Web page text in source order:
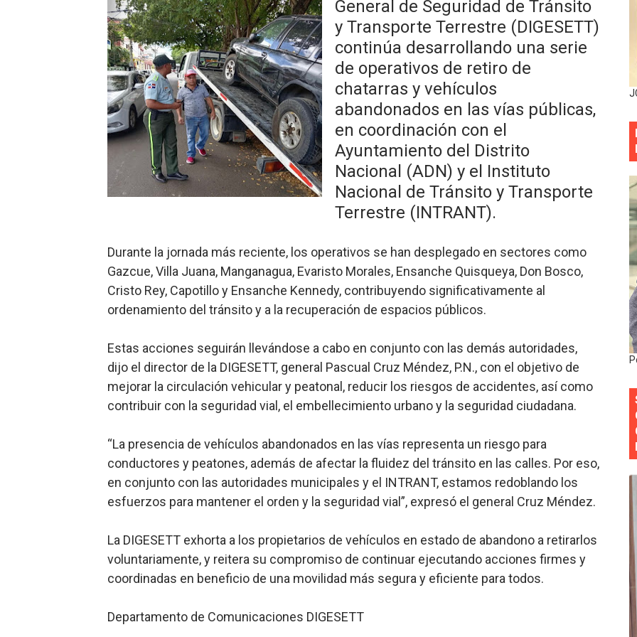
​Domingo Plácido critica la situación económica y califica de ineficiente la gestión del
Graduación XII Promoción Servicio Militar Voluntario
Fellito Suberví asegura en Carolina Mejía RD tiene la oportunidad histórica de elegir la
Hipótesis policial sobre atentado a balazos en la avenida Abraham Lincoln y fallecer
CESDN urge fortalecer el sistema eléctrico ante constantes apagones en Santo
Cacerolazos, gomas quemadas y bombas lagrimógenas: Tensión en la Fernández
Roberto Ángel Salcedo anuncia festival cultural para la región Este
Lee Ballester a los que se forman como agentes “Todo el equipo de la DGM debe
Operativo Interinstitucional “Compromiso Ambiental 2.0”
Trabajadores de la prensa y Obispado de la Provincia Santo Domingo Acuerdan
Ministerio de Cultura anuncia ganadores de Premios Anuales de Literatura 2026 y el
Más de 180 dirigentes sindicales de las Américas se reúnen en República
Restaurante Amigos es reconocido por sus cuatro décadas de excelencia en el
Banco Popular escala 17 posiciones en los mil mejores bancos del mundo
General de Seguridad de Tránsito
y Transporte Terrestre (DIGESETT)
continúa desarrollando una serie
de operativos de retiro de
chatarras y vehículos
abandonados en las vías públicas,
en coordinación con el
Ayuntamiento del Distrito
Nacional (ADN) y el Instituto
Nacional de Tránsito y Transporte
Terrestre (INTRANT).
Durante la jornada más reciente, los operativos se han desplegado en sectores como
Gazcue, Villa Juana, Manganagua, Evaristo Morales, Ensanche Quisqueya, Don Bosco,
Cristo Rey, Capotillo y Ensanche Kennedy, contribuyendo significativamente al
ordenamiento del tránsito y a la recuperación de espacios públicos.
Estas acciones seguirán llevándose a cabo en conjunto con las demás autoridades,
dijo el director de la DIGESETT, general Pascual Cruz Méndez, P.N., con el objetivo de
mejorar la circulación vehicular y peatonal, reducir los riesgos de accidentes, así como
contribuir con la seguridad vial, el embellecimiento urbano y la seguridad ciudadana.
“La presencia de vehículos abandonados en las vías representa un riesgo para
conductores y peatones, además de afectar la fluidez del tránsito en las calles. Por eso,
en conjunto con las autoridades municipales y el INTRANT, estamos redoblando los
esfuerzos para mantener el orden y la seguridad vial”, expresó el general Cruz Méndez.
La DIGESETT exhorta a los propietarios de vehículos en estado de abandono a retirarlos
voluntariamente, y reitera su compromiso de continuar ejecutando acciones firmes y
coordinadas en beneficio de una movilidad más segura y eficiente para todos.
Departamento de Comunicaciones DIGESETT